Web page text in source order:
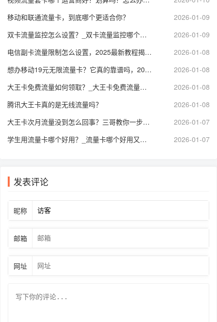
移动和联通流量卡，到底哪个更适合你？
2026-01-09
双卡流量监控怎么设置？_双卡流量监控哪个软件好？全面解析实用技巧
2026-01-09
电信副卡流量限制怎么设置，2025最新教程揭秘！
2026-01-08
想办移动19元无限流量卡？它真的靠谱吗，2025年有哪些套餐值得选？
2026-01-08
大王卡免费流量如何领取？_大王卡免费流量使用规则？
2026-01-08
腾讯大王卡真的是无线流量吗？
2026-01-08
大王卡次月流量没到怎么回事？三哥教你一步步排查解决！
2026-01-07
学生用流量卡哪个好用？_流量卡哪个好用又便宜？
2026-01-07
发表评论
昵称
邮箱
网址